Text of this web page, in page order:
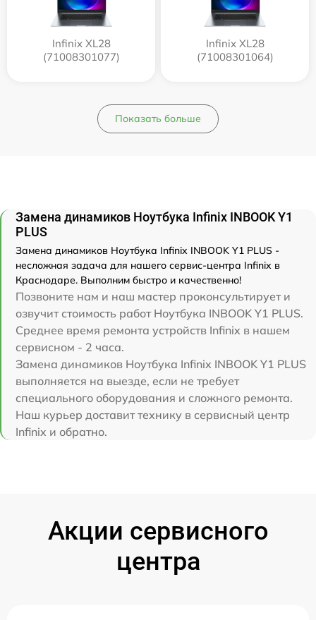
Infinix XL28
(71008301077)
Infinix XL28
(71008301064)
Показать больше
Замена динамиков Ноутбука Infinix INBOOK Y1
PLUS
Замена динамиков Ноутбука Infinix INBOOK Y1 PLUS -
несложная задача для нашего сервис-центра Infinix в
Краснодаре. Выполним быстро и качественно!
Позвоните нам и наш мастер проконсультирует и
озвучит стоимость работ Ноутбука INBOOK Y1 PLUS.
Среднее время ремонта устройств Infinix в нашем
сервисном - 2 часа.
Замена динамиков Ноутбука Infinix INBOOK Y1 PLUS
выполняется на выезде, если не требует
специального оборудования и сложного ремонта.
Наш курьер доставит технику в сервисный центр
Infinix и обратно.
Акции сервисного
центра